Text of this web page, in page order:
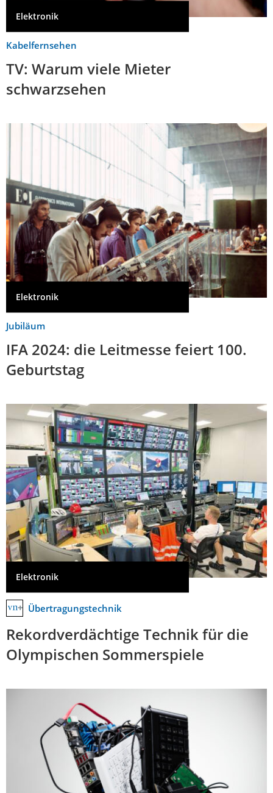
Elektronik
Kabelfernsehen
TV: Warum viele Mieter
schwarzsehen
Elektronik
Jubiläum
IFA 2024: die Leitmesse feiert 100.
Geburtstag
Elektronik
Übertragungstechnik
Rekordverdächtige Technik für die
Olympischen Sommerspiele